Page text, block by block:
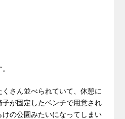
さん並べられていて、休憩に
が固定したベンチで用意され
の公園みたいになってしまい